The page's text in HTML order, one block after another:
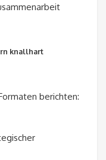
knallhart
berichten: